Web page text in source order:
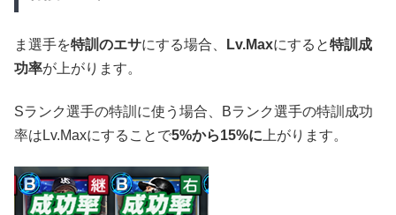
ま選手を特訓のエサにする場合、 Lv.Maxにすると特訓成
功率が上がります。
Sランク選手の特訓に使う場合、Bランク選手の特訓成功
率はLv.Maxにすることで5%から15%に 上がります。